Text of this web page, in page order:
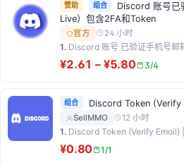
赞助 组合
Discord 账号已
Live）包含2FA和Token
官方 24 小时
1. Discord 账号 已验证手机号邮
¥2.61 – ¥5.80 3/4
组合 Discord Token (Verify
SellMMO 12 小时
1. Discord Token (Verify Email)
¥0.80 1/1